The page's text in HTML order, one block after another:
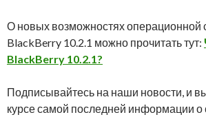
О новых возможностях операционной
BlackBerry 10.2.1 можно прочитать тут:
BlackBerry 10.2.1?
Подписывайтесь на наши новости, и
курсе самой последней информации